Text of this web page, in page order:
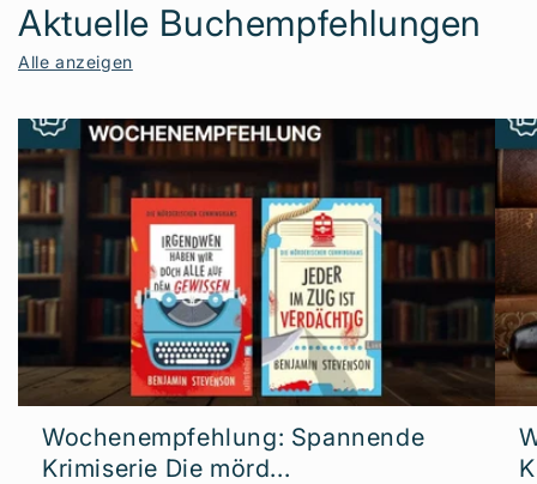
Aktuelle Buchempfehlungen
Alle anzeigen
Wochenempfehlung: Spannende
Krimiserie Die mörd...